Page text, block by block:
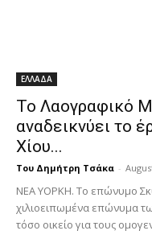
ΕΛΛΑΔΑ
Το Λαογραφικό
αναδεικνύει το
Χίου...
Του Δημήτρη Τσάκα -
ΝΕΑ ΥΟΡΚΗ. Το επώνυμο
χιλιοειπωμένα επώνυμα
τόσο οικείο για τους